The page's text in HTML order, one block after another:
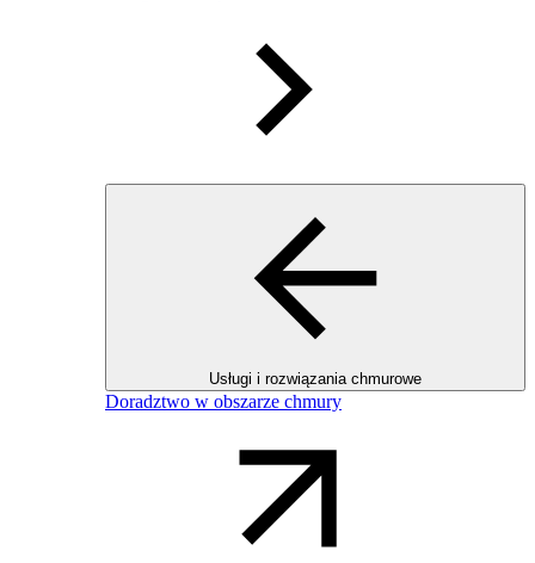
Usługi i rozwiązania chmurowe
Doradztwo w obszarze chmury